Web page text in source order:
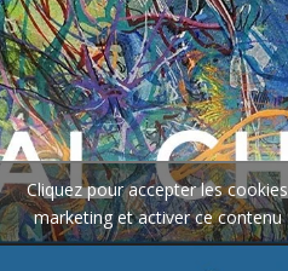
Cliquez pour accepter les cookies
marketing et activer ce contenu